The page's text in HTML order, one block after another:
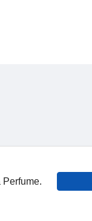
Perfume.